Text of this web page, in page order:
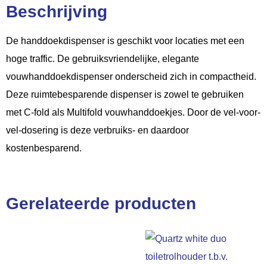
Beschrijving
De handdoekdispenser is geschikt voor locaties met een
hoge traffic. De gebruiksvriendelijke, elegante
vouwhanddoekdispenser onderscheid zich in compactheid.
Deze ruimtebesparende dispenser is zowel te gebruiken
met C-fold als Multifold vouwhanddoekjes. Door de vel-voor-
vel-dosering is deze verbruiks- en daardoor
kostenbesparend.
Gerelateerde producten